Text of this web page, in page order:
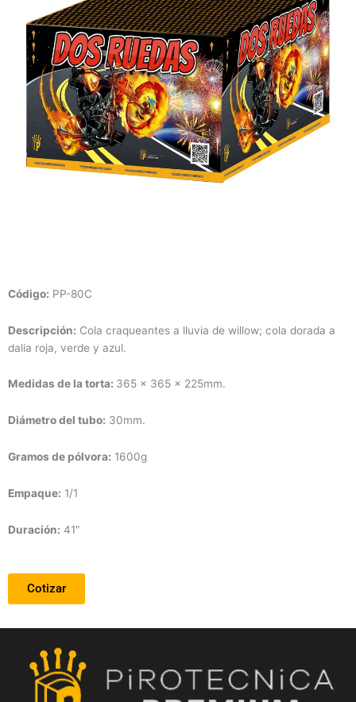
Código: PP-80C
Descripción: Cola craqueantes a lluvia de willow; cola dorada a
dalia roja, verde y azul.
Medidas de la torta: 365 x 365 x 225mm.
Diámetrodel tubo: 30mm.
Gramos de pólvora: 1600g
Empaque: 1/1
Duración: 41″
Cotizar